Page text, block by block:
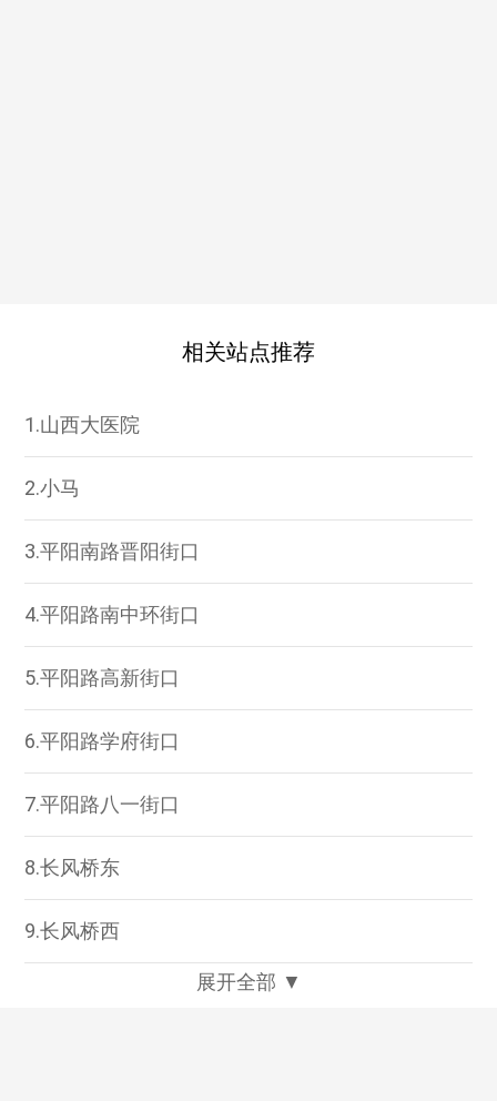
相关站点推荐
1.山西大医院
2.小马
3.平阳南路晋阳街口
4.平阳路南中环街口
5.平阳路高新街口
6.平阳路学府街口
7.平阳路八一街口
8.长风桥东
9.长风桥西
展开全部 ▼